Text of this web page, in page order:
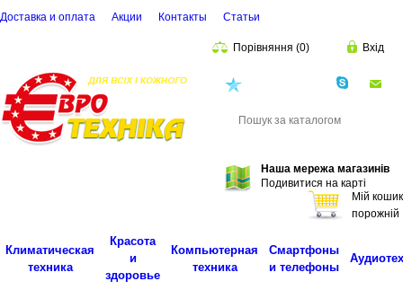
Доставка и оплата Акции Контакты Cтатьи
Порівняння (0) Вхід
Наша мережа магазинів
Подивитися на карті
Мій кошик
порожній
Климатическая
техника
Красота
и
здоровье
Компьютерная
техника
Смартфоны
и телефоны